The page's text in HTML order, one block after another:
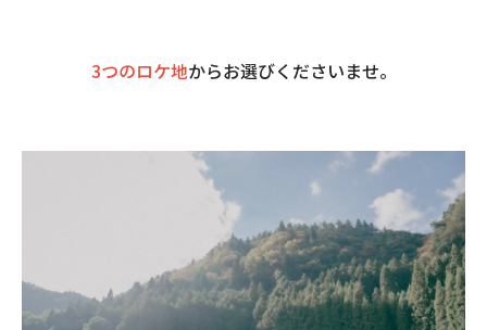
3つのロケ地からお選びくださいませ。